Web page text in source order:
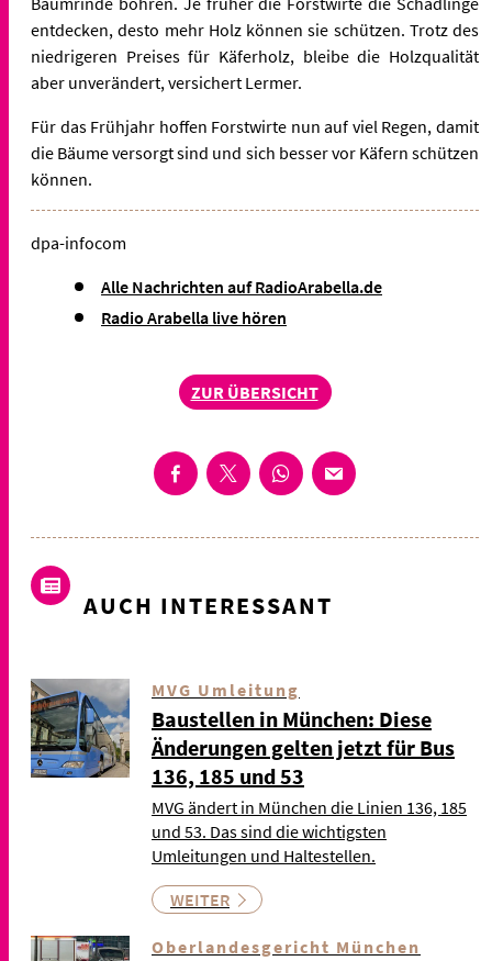
entdecken, desto mehr Holz können sie schützen. Trotz des
niedrigeren Preises für Käferholz, bleibe die Holzqualität
aber unverändert, versichert Lermer.
Für das Frühjahr hoffen Forstwirte nun auf viel Regen, damit
die Bäume versorgt sind und sich besser vor Käfern schützen
können.
dpa-infocom
Alle Nachrichten auf RadioArabella.de
Radio Arabella live hören
ZUR ÜBERSICHT
AUCH INTERESSANT
MVG Umleitung
Baustellen in München: Diese
Änderungen gelten jetzt für Bus
136, 185 und 53
MVG ändert in München die Linien 136, 185
und 53. Das sind die wichtigsten
Umleitungen und Haltestellen.
WEITER
Oberlandesgericht München